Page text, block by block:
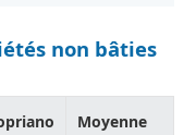
non bâties
Moyenne